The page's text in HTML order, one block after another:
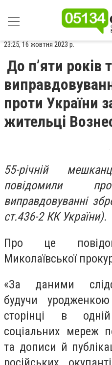
23:25, 16 жовтня 2023 р.
До п’яти років
проти України
жительці
55-річній
повідомили
виправдовуванні
ст.436-2 КК України).
Про це
Миколаївської
«За даними
будучи
сторінці в
соціальних мереж
та дописи й